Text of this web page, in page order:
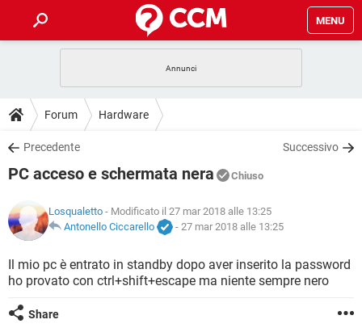
MENU
INTRATTENIMENTO
iOS
INSTAGRAM WHATSAPP
HARDWARE
GUIDE
COVID-19
INSTAGRAM WHATSAPP
TIKTOK
HARDWARE
DOWNLOAD
COVID-19 GAMING
iOS WINDOWS 10
INSTAGRAM WHATSAPP
TIKTOK FACEBOOK
HARDWARE
COVID-19 GAMING
INTRATTENIMENTO
iOS WINDOWS 10
GLOSSARIO
COVID-19
INTRATTENIMENTO ANDROID
iOS
Forum Hardware
Precedente Successivo
PC acceso e schermata nera Chiuso
Losqualetto - Modificato il 27 mar 2018 alle 13:25
Antonello Ciccarello
- 27 mar 2018 alle 13:25
Il mio pc è entrato in standby dopo aver inserito la password
ho provato con ctrl+shift+escape ma niente sempre nero
Share